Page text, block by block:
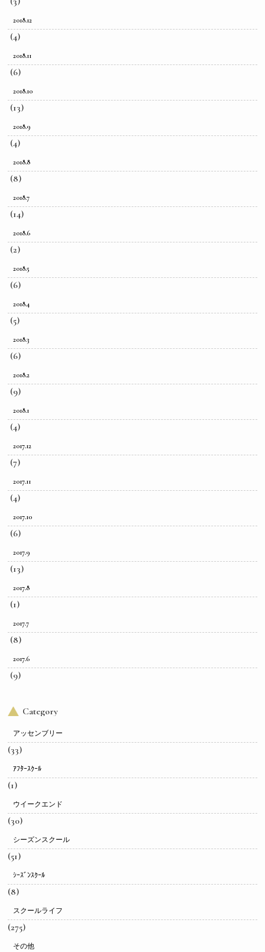
2018.12
(4)
2018.11
(6)
2018.10
(13)
2018.9
(4)
2018.8
(8)
2018.7
(14)
2018.6
(2)
2018.5
(6)
2018.4
(5)
2018.3
(6)
2018.2
(9)
2018.1
(4)
2017.12
(7)
2017.11
(4)
2017.10
(6)
2017.9
(13)
2017.8
(1)
2017.7
(8)
2017.6
(9)
Category
アッセンブリー
(33)
ｱﾌﾀｰｽｸｰﾙ
(1)
ウイークエンド
(30)
シーズンスクール
(51)
ｼｰｽﾞﾝｽｸｰﾙ
(8)
スクールライフ
(275)
その他